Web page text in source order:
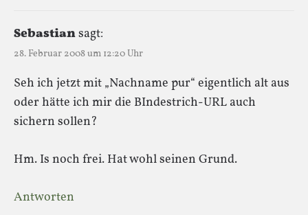
Sebastiansagt:
28. Februar 2008 um 12:20 Uhr
Seh ich jetzt mit „Nachname pur“ eigentlich alt aus
oder hätte ich mir die BIndestrich-URL auch
sichern sollen?
Hm. Is noch frei. Hat wohl seinen Grund.
Antworten